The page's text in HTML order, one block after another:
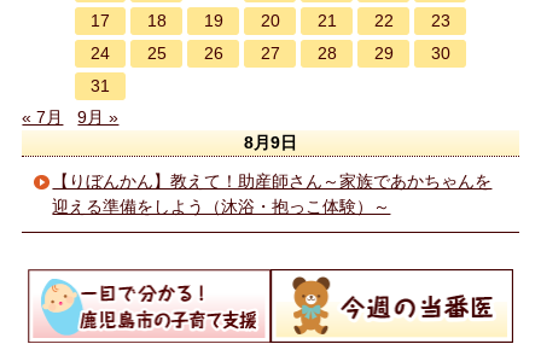
17
18 19 20 21 22
23
24
25 26 27 28 29
30
31
« 7月
9月 »
8月9日
【りぼんかん】教えて！助産師さん～家族であかちゃんを
迎える準備をしよう（沐浴・抱っこ体験）～